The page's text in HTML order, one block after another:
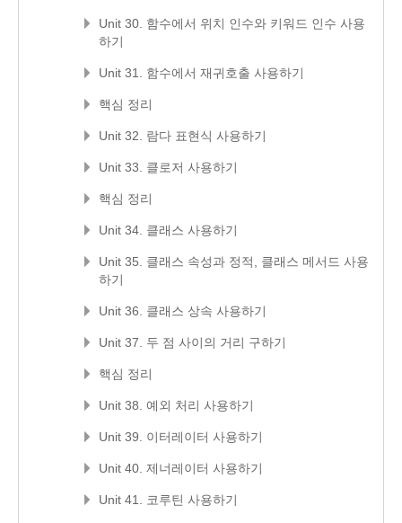
Unit 30. 함수에서 위치 인수와 키워드 인수 사용
하기
Unit 31. 함수에서 재귀호출 사용하기
핵심 정리
Unit 32. 람다 표현식 사용하기
Unit 33. 클로저 사용하기
핵심 정리
Unit 34. 클래스 사용하기
Unit 35. 클래스 속성과 정적, 클래스 메서드 사용
하기
Unit 36. 클래스 상속 사용하기
Unit 37. 두 점 사이의 거리 구하기
핵심 정리
Unit 38. 예외 처리 사용하기
Unit 39. 이터레이터 사용하기
Unit 40. 제너레이터 사용하기
Unit 41. 코루틴 사용하기